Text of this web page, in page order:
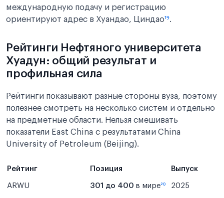
международную подачу и регистрацию
ориентируют адрес в Хуандао, Циндао¹⁹.
Рейтинги Нефтяного университета
Хуадун: общий результат и
профильная сила
Рейтинги показывают разные стороны вуза, поэтому
полезнее смотреть на несколько систем и отдельно
на предметные области. Нельзя смешивать
показатели East China с результатами China
University of Petroleum (Beijing).
Рейтинг Позиция Выпуск
ARWU 301 до 400 в мире²⁰ 2025